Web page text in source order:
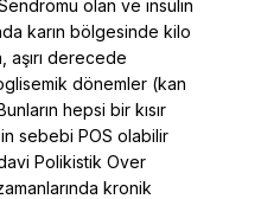
olan ve insülin
karın bölgesinde kilo
aşırı derecede
dönemler (kan
hepsi bir kısır
sebebi POS olabilir
Polikistik Over
kronik